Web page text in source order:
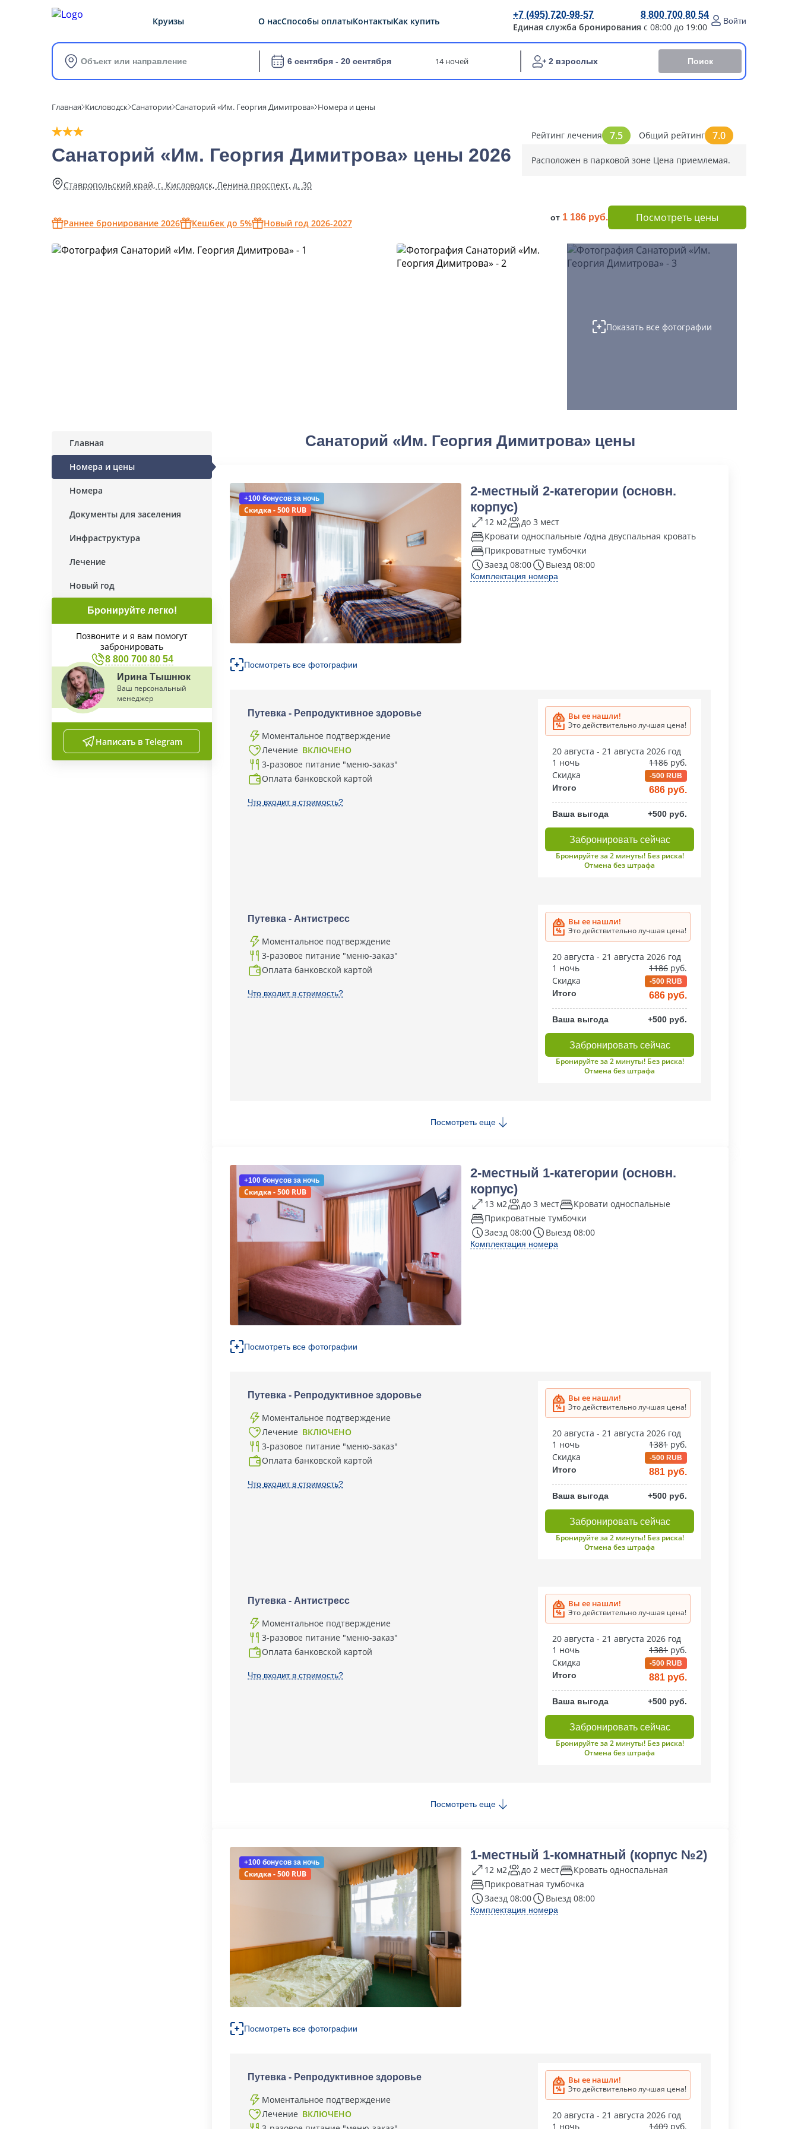
Круизы О насСпособы оплатыКонтактыКак купить
+7 (495) 720-98-57 8 800 700 80 54
Единая служба бронирования с 08:00 до 19:00
Войти
Объект или направление 6 сентября - 20 сентября 14 ночей 2 взрослых Поиск
Главная Кисловодск Санатории Санаторий «Им. Георгия Димитрова» Номера и цены
Санаторий «Им. Георгия Димитрова» цены 2026
Ставропольский край, г. Кисловодск, Ленина проспект, д. 30
Раннее бронирование 2026 Кешбек до 5% Новый год 2026-2027
Рейтинг лечения 7.5 Общий рейтинг 7.0
Расположен в парковой зоне Цена приемлемая.
от 1 186 руб. Посмотреть цены
Показать все фотографии
Главная
Номера и цены
Номера
Документы для заселения
Инфраструктура
Лечение
Новый год
Бронируйте легко!
Позвоните и я вам помогут
забронировать
8 800 700 80 54
Ирина Тышнюк
Ваш персональный
менеджер
Написать в Telegram
Санаторий «Им. Георгия Димитрова» цены
+100 бонусов за ночь
Скидка - 500 RUB
Посмотреть все фотографии
2-местный 2-категории (основн.
корпус)
12 м2
до 3 мест
Кровати односпальные /одна двуспальная кровать
Прикроватные тумбочки
Заезд 08:00
Выезд 08:00
Комплектация номера
Путевка - Репродуктивное здоровье
Моментальное подтверждение
Лечение ВКЛЮЧЕНО
3-разовое питание "меню-заказ"
Оплата банковской картой
Что входит в стоимость?
Вы ее нашли!
Это действительно лучшая цена!
20 августа - 21 августа 2026 год
1 ночь
1186 руб.
Скидка
-500 RUB
Итого 686 руб.
Ваша выгода +500 руб.
Забронировать сейчас
Бронируйте за 2 минуты! Без риска!
Отмена без штрафа
Путевка - Антистресс
Моментальное подтверждение
3-разовое питание "меню-заказ"
Оплата банковской картой
Что входит в стоимость?
Вы ее нашли!
Это действительно лучшая цена!
20 августа - 21 августа 2026 год
1 ночь
1186 руб.
Скидка
-500 RUB
Итого 686 руб.
Ваша выгода +500 руб.
Забронировать сейчас
Бронируйте за 2 минуты! Без риска!
Отмена без штрафа
Посмотреть еще
+100 бонусов за ночь
Скидка - 500 RUB
Посмотреть все фотографии
2-местный 1-категории (основн.
корпус)
13 м2 до 3 мест
Кровати односпальные
Прикроватные тумбочки
Заезд 08:00
Выезд 08:00
Комплектация номера
Путевка - Репродуктивное здоровье
Моментальное подтверждение
Лечение ВКЛЮЧЕНО
3-разовое питание "меню-заказ"
Оплата банковской картой
Что входит в стоимость?
Вы ее нашли!
Это действительно лучшая цена!
20 августа - 21 августа 2026 год
1 ночь
1381 руб.
Скидка
-500 RUB
Итого 881 руб.
Ваша выгода +500 руб.
Забронировать сейчас
Бронируйте за 2 минуты! Без риска!
Отмена без штрафа
Путевка - Антистресс
Моментальное подтверждение
3-разовое питание "меню-заказ"
Оплата банковской картой
Что входит в стоимость?
Вы ее нашли!
Это действительно лучшая цена!
20 августа - 21 августа 2026 год
1 ночь
1381 руб.
Скидка
-500 RUB
Итого 881 руб.
Ваша выгода +500 руб.
Забронировать сейчас
Бронируйте за 2 минуты! Без риска!
Отмена без штрафа
Посмотреть еще
+100 бонусов за ночь
Скидка - 500 RUB
Посмотреть все фотографии
1-местный 1-комнатный (корпус №2)
12 м2 до 2 мест
Кровать односпальная
Прикроватная тумбочка
Заезд 08:00
Выезд 08:00
Комплектация номера
Путевка - Репродуктивное здоровье
Моментальное подтверждение
Лечение ВКЛЮЧЕНО
Вы ее нашли!
Это действительно лучшая цена!
20 августа - 21 августа 2026 год
1 ночь
1409 руб.